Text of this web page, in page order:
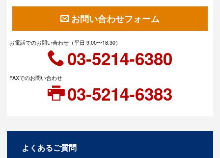
お問い合わせフォーム
お電話でのお問い合わせ（平日 9:00〜18:30）
03-5214-6380
FAXでのお問い合わせ
03-5214-6383
よくあるご質問